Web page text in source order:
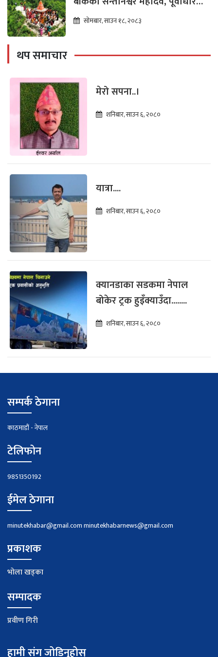
विकासको पर्खाइमा
सोमबार, साउन १८, २०८३
थप समाचार
मेरो सपना..।
शनिबार, साउन ६, २०८०
यात्रा....
शनिबार, साउन ६, २०८०
क्यानडाका सडकमा नेपाल
बोकेर ट्रक हुइँक्याउँदा........
शनिबार, साउन ६, २०८०
सम्पर्क ठेगाना
काठमाडौं - नेपाल
टेलिफोन
9851350192
ईमेल ठेगाना
minutekhabar@gmail.comminutekhabarnews@gmail.com
प्रकाशक
भाेला खड्का
सम्पादक
प्रवीण गिरी
हामी संग जोडिनुहोस्